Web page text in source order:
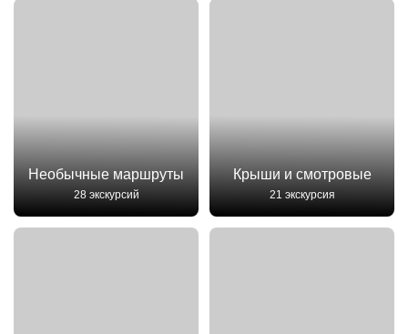
Необычные маршруты
28 экскурсий
Крыши и смотровые
21 экскурсия